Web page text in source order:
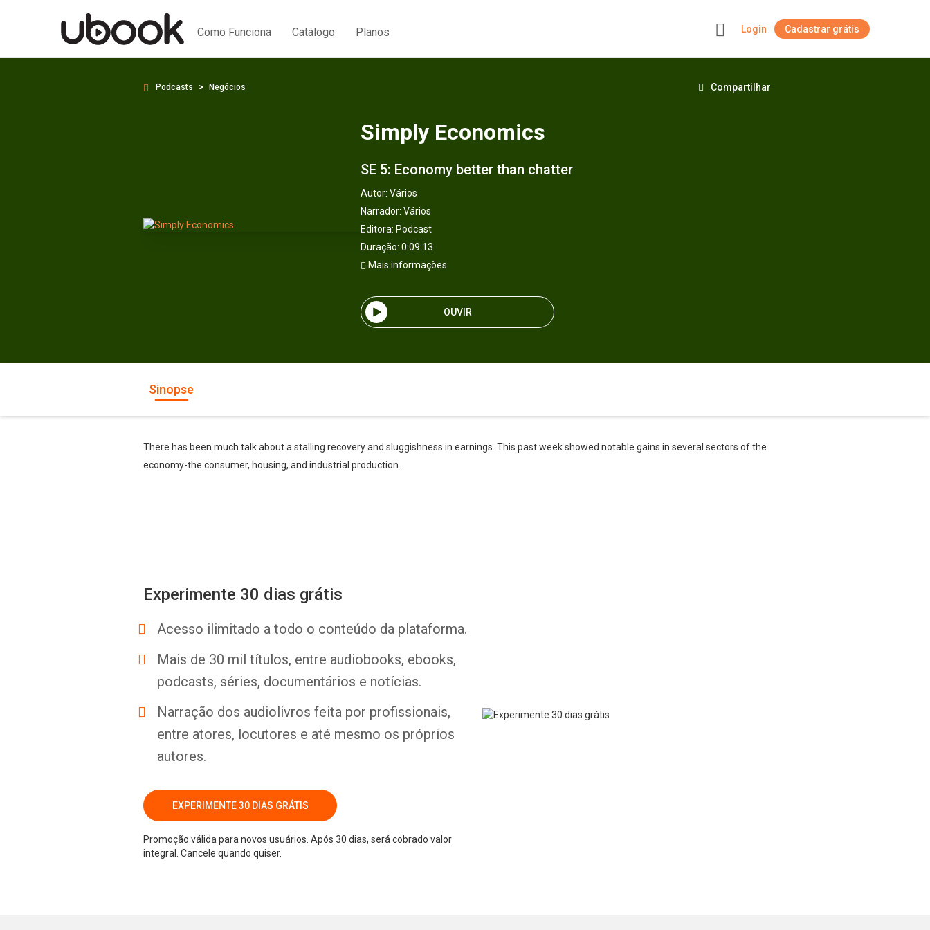
Como Funciona Catálogo Planos Login Cadastrar grátis
Podcasts Negócios Compartilhar
Simply Economics
SE 5: Economy better than chatter
Autor: Vários
Narrador: Vários
Editora: Podcast
Duração: 0:09:13
Mais informações
OUVIR
Sinopse
There has been much talk about a stalling recovery and sluggishness in earnings. This past week showed notable gains in several sectors of the
economy-the consumer, housing, and industrial production.
Experimente 30 dias grátis
Acesso ilimitado a todo o conteúdo da plataforma.
Mais de 30 mil títulos, entre audiobooks, ebooks,
podcasts, séries, documentários e notícias.
Narração dos audiolivros feita por profissionais,
entre atores, locutores e até mesmo os próprios
autores.
EXPERIMENTE 30 DIAS GRÁTIS
Promoção válida para novos usuários. Após 30 dias, será cobrado valor
integral. Cancele quando quiser.